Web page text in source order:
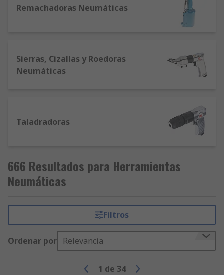
Remachadoras Neumáticas
Sierras, Cizallas y Roedoras
Neumáticas
Taladradoras
666 Resultados para Herramientas
Neumáticas
Filtros
Ordenar por Relevancia
1 de 34